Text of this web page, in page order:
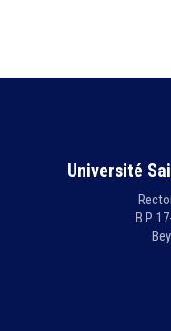
Université
B.P.